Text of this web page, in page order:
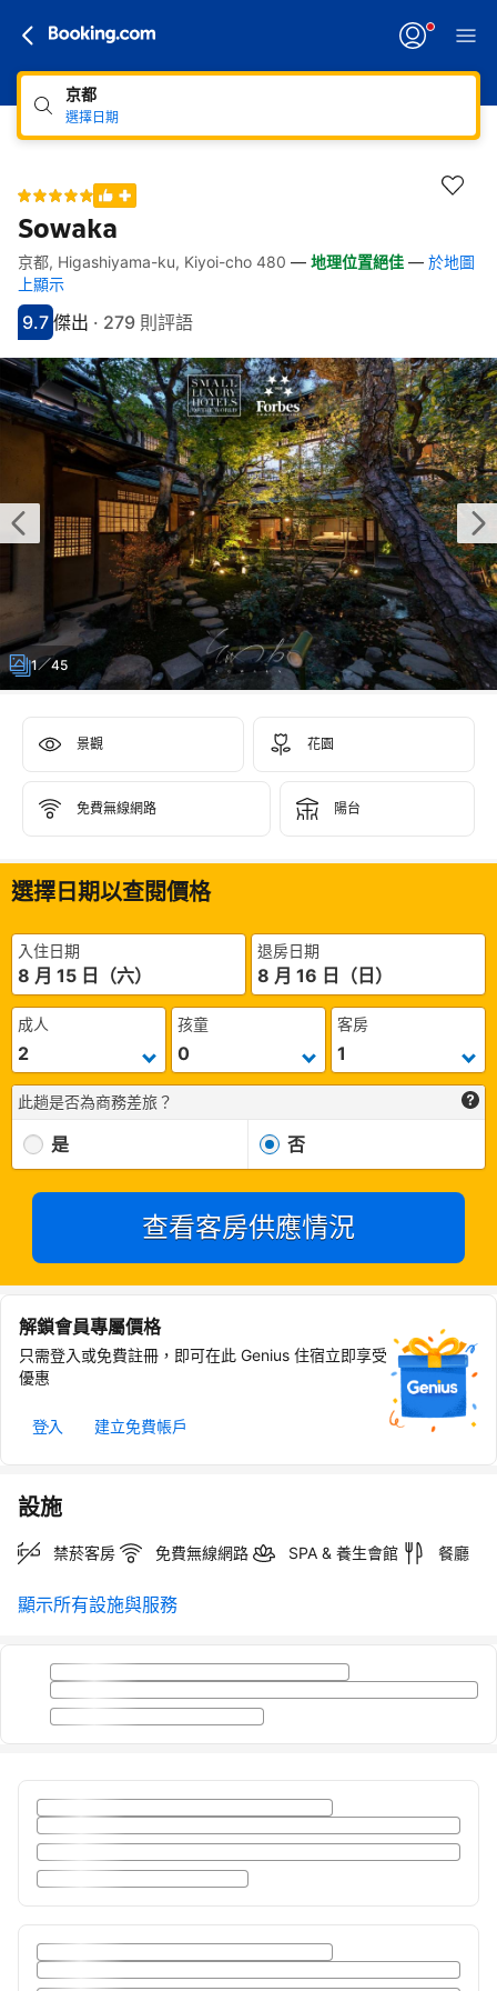
京都
選擇日期
Sowaka
快速連結
跳至住宿介紹
跳至熱門設施
跳至客房類型
跳至訂房政策
京都, Higashiyama-ku, Kiyoi-cho 480 — 地理位置絕佳 — 於地圖
上顯示
分數9.7分
9.7
評比傑出
傑出 · 279 則評語
1／45
景觀 花園
免費無線網路 陽台
選擇日期以查閱價格
入住日期
8 月 15 日（六）
退房日期
8 月 16 日（日）
成人 孩童 客房
此趟是否為商務差旅？
是 否
查看客房供應情況
解鎖會員專屬價格
只需登入或免費註冊，即可在此 Genius 住宿立即享受
優惠
登入 建立免費帳戶
設施
禁菸客房 免費無線網路 SPA & 養生會館 餐廳
顯示所有設施與服務